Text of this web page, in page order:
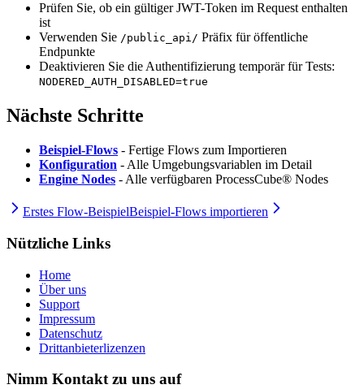
Prüfen Sie, ob ein gültiger JWT-Token im Request enthalten
ist
Verwenden Sie /public_api/ Präfix für öffentliche
Endpunkte
Deaktivieren Sie die Authentifizierung temporär für Tests:
NODERED_AUTH_DISABLED=true
Nächste Schritte
Beispiel-Flows - Fertige Flows zum Importieren
Konfiguration - Alle Umgebungsvariablen im Detail
Engine Nodes - Alle verfügbaren ProcessCube® Nodes
Erstes Flow-BeispielBeispiel-Flows importieren
Nützliche Links
Home
Über uns
Support
Impressum
Datenschutz
Drittanbieterlizenzen
Nimm Kontakt zu uns auf